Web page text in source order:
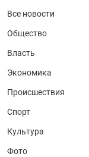
Все новости
Общество
Власть
Экономика
Происшествия
Спорт
Культура
Фото